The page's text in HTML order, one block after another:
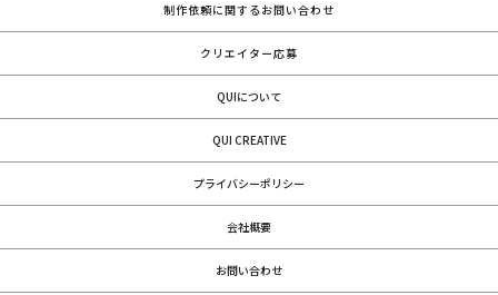
制作依頼に関するお問い合わせ
クリエイター応募
QUIについて
QUI CREATIVE
プライバシーポリシー
会社概要
お問い合わせ